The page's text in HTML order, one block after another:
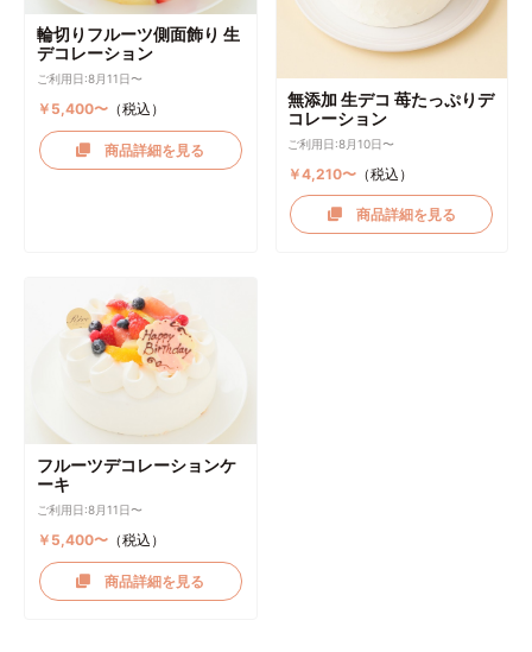
輪切りフルーツ側面飾り 生
デコレーション
ご利用日:8月11日〜
￥5,400〜（税込）
商品詳細を見る
無添加 生デコ 苺たっぷりデ
コレーション
ご利用日:8月10日〜
￥4,210〜 （税込）
商品詳細を見る
フルーツデコレーションケ
ーキ
ご利用日:8月11日〜
￥5,400〜（税込）
商品詳細を見る